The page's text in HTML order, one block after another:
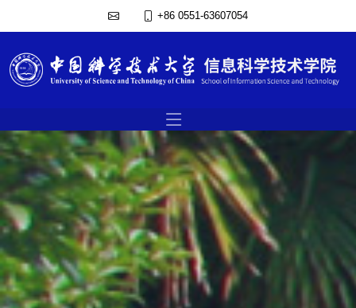
+86 0551-63607054